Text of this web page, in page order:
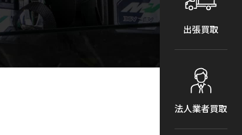
出張買取
法人業者買取